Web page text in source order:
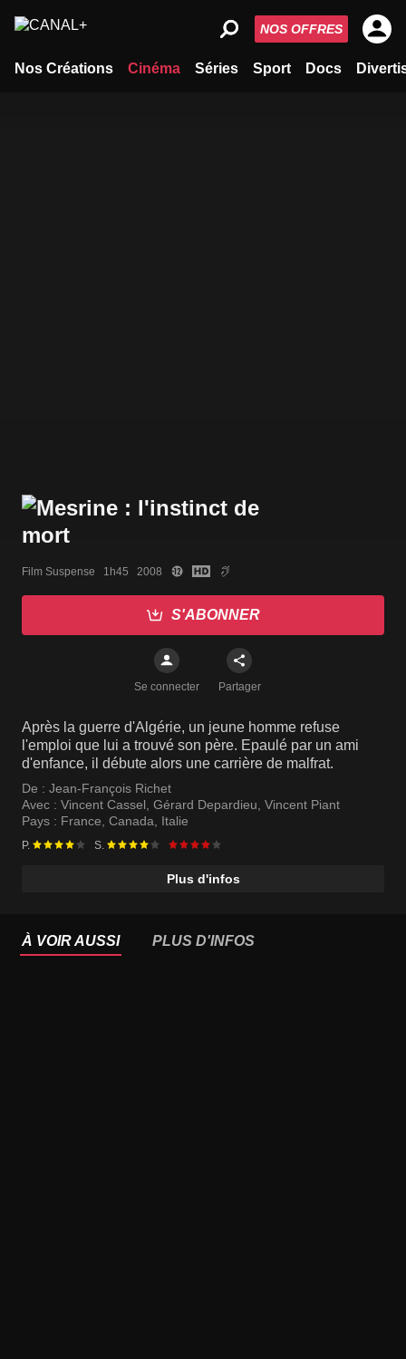
Nos Créations Cinéma Séries Sport Docs
NOS OFFRES
Film Suspense   1h45   2008
S'ABONNER
Se connecter Partager
Après la guerre d'Algérie, un jeune homme refuse
l'emploi que lui a trouvé son père. Epaulé par un ami
d'enfance, il débute alors une carrière de malfrat.
De : Jean-François Richet
Avec : Vincent Cassel, Gérard Depardieu, Vincent Piant
Pays : France, Canada, Italie
P. S.
Plus d'infos
À VOIR AUSSI PLUS D'INFOS